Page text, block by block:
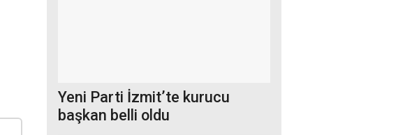
Yeni Parti İzmit’te kurucu
başkan belli oldu